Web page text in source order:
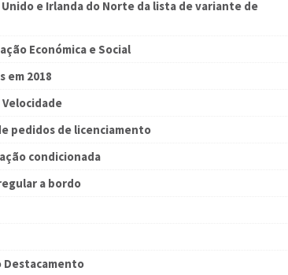
e Irlanda do Norte da lista de variante de
Económica e Social
em 2018
pedidos de licenciamento
condicionada
a bordo
Destacamento